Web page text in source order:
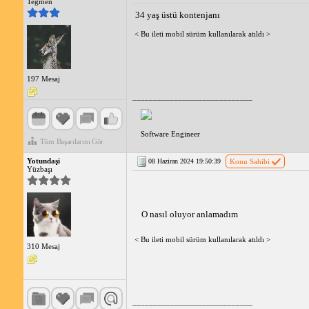
197 Mesaj
Tüm Başarılarını Gör
34 yaş üstü kontenjanı
< Bu ileti mobil sürüm kullanılarak atıldı >
Software Engineer
Yotundaşi
Yüzbaşı
310 Mesaj
08 Haziran 2024 19:50:39 Konu Sahibi
O nasıl oluyor anlamadım
< Bu ileti mobil sürüm kullanılarak atıldı >